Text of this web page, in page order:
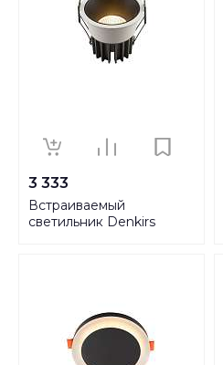
3 333
Встраиваемый
светильник Denkirs